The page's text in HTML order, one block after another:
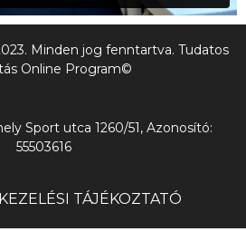
Minden jog fenntartva. Tudatos
Online Program©
Sport utca 1260/51, Azonosító:
55503616
TÁJÉKOZTATÓ